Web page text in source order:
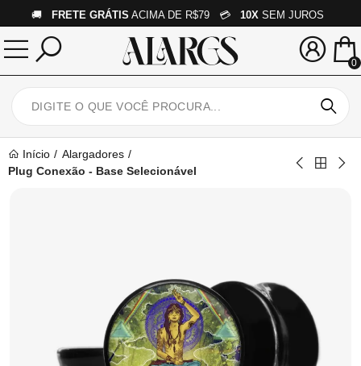
🚚 FRETE GRÁTIS ACIMA DE R$79 💳 10X SEM JUROS
0
Início
Alargadores
Plug Conexão - Base Selecionável